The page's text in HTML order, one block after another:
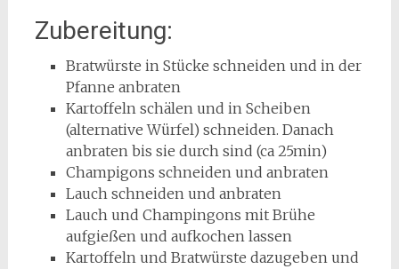
Zubereitung:
Bratwürste in Stücke schneiden und in der
Pfanne anbraten
Kartoffeln schälen und in Scheiben
(alternative Würfel) schneiden. Danach
anbraten bis sie durch sind (ca 25min)
Champigons schneiden und anbraten
Lauch schneiden und anbraten
Lauch und Champingons mit Brühe
aufgießen und aufkochen lassen
Kartoffeln und Bratwürste dazugeben und